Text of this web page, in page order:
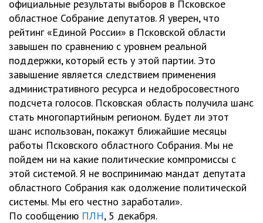
официальные результаты выборов в Псковское
областное Собрание депутатов. Я уверен, что
рейтинг «Единой России» в Псковской области
завышен по сравнению с уровнем реальной
поддержки, который есть у этой партии. Это
завышение является следствием применения
административного ресурса и недобросовестного
подсчета голосов. Псковская область получила шанс
стать многопартийным регионом. Будет ли этот
шанс использован, покажут ближайшие месяцы
работы Псковского областного Собрания. Мы не
пойдем ни на какие политические компромиссы с
этой системой. Я не воспринимаю мандат депутата
областного Собрания как одолжение политической
системы. Мы его честно заработали».
По сообщению ПЛН, 5 декабря.